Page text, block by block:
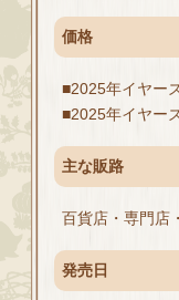
価格
■2025年イヤー
■2025年イヤー
主な販路
百貨店・専門店
発売日